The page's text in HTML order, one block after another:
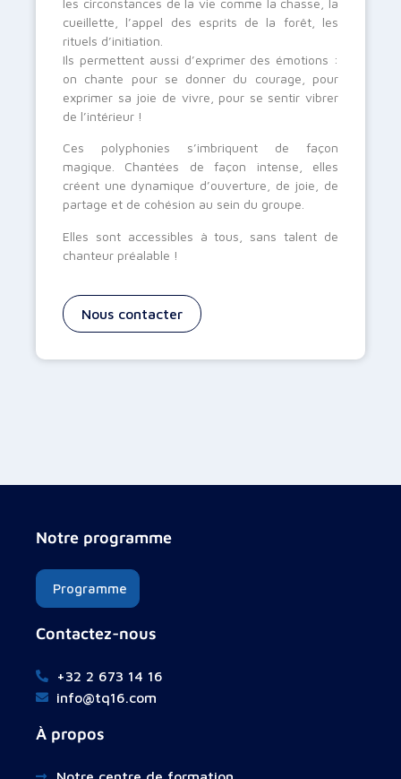
les circonstances de la vie comme la chasse, la
cueillette, l’appel des esprits de la forêt, les
rituels d’initiation.
Ils permettent aussi d’exprimer des émotions :
on chante pour se donner du courage, pour
exprimer sa joie de vivre, pour se sentir vibrer
de l’intérieur !
Ces polyphonies s’imbriquent de façon
magique. Chantées de façon intense, elles
créent une dynamique d’ouverture, de joie, de
partage et de cohésion au sein du groupe.
Elles sont accessibles à tous, sans talent de
chanteur préalable !
Nous contacter
Notre programme
Programme
Contactez-nous
+32 2 673 14 16
info@tq16.com
À propos